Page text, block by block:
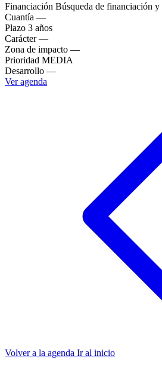
Financiación Búsqueda de financiación
Cuantía —
Plazo 3 años
Carácter —
Zona de impacto —
Prioridad MEDIA
Desarrollo —
Ver agenda
Volver a la agenda Ir al inicio